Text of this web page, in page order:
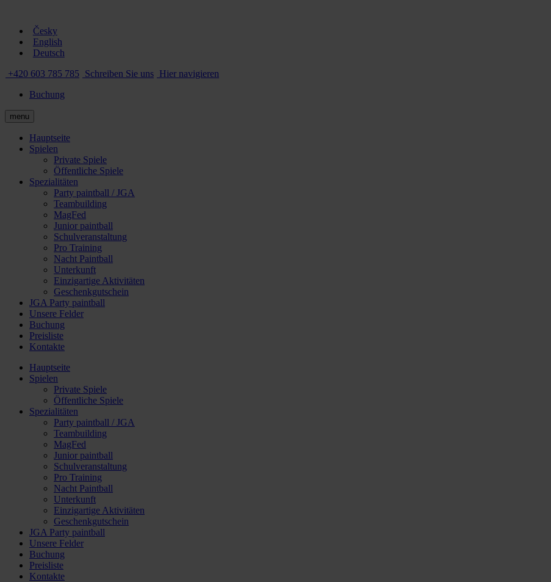
Česky
English
Deutsch
+420 603 785 785
Schreiben Sie uns Hier navigieren
Buchung
menu
Hauptseite
Spielen
Private Spiele
Öffentliche Spiele
Spezialitäten
Party paintball / JGA
Teambuilding
MagFed
Junior paintball
Schulveranstaltung
Pro Training
Nacht Paintball
Unterkunft
Einzigartige Aktivitäten
Geschenkgutschein
JGA Party paintball
Unsere Felder
Buchung
Preisliste
Kontakte
Hauptseite
Spielen
Private Spiele
Öffentliche Spiele
Spezialitäten
Party paintball / JGA
Teambuilding
MagFed
Junior paintball
Schulveranstaltung
Pro Training
Nacht Paintball
Unterkunft
Einzigartige Aktivitäten
Geschenkgutschein
JGA Party paintball
Unsere Felder
Buchung
Preisliste
Kontakte